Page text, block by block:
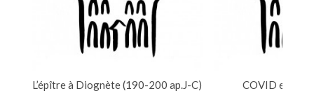
L’épître à Diognète (190-200 ap.J-C) COVID et l’art